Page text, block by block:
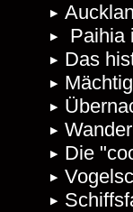
Paihia
Das
Die